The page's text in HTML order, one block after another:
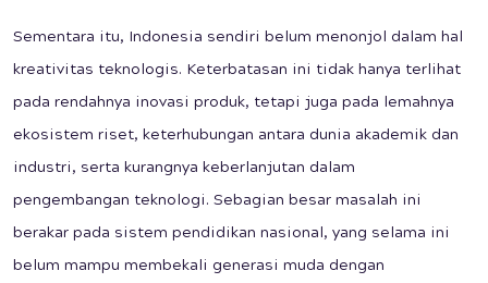
Sementara itu, Indonesia sendiri belum menonjol dalam hal
kreativitas teknologis. Keterbatasan ini tidak hanya terlihat
pada rendahnya inovasi produk, tetapi juga pada lemahnya
ekosistem riset, keterhubungan antara dunia akademik dan
industri, serta kurangnya keberlanjutan dalam
pengembangan teknologi. Sebagian besar masalah ini
berakar pada sistem pendidikan nasional, yang selama ini
belum mampu membekali generasi muda dengan